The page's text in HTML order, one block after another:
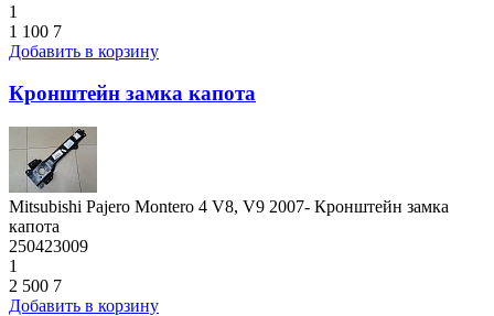
1
1 100 7
Добавить в корзину
Кронштейн замка капота
Mitsubishi Pajero Montero 4 V8, V9 2007- Кронштейн замка
капота
250423009
1
2 500 7
Добавить в корзину